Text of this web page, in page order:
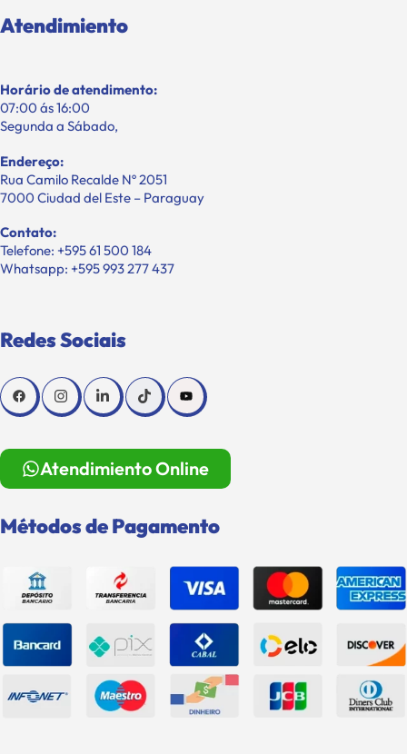
Atendimiento
Horário de atendimento:
07:00 ás 16:00
Segunda a Sábado,
Endereço:
Rua Camilo Recalde Nº 2051
7000 Ciudad del Este – Paraguay
Contato:
Telefone: +595 61 500 184
Whatsapp: +595 993 277 437
Redes Sociais
Atendimiento Online
Métodos de Pagamento